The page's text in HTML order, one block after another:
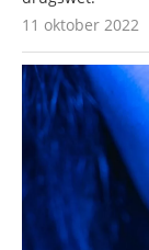
11 oktober 2022